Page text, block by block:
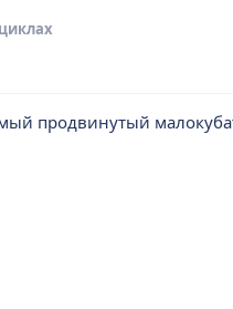
продвинутый